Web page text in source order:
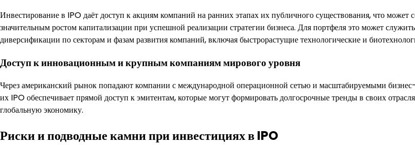
Инвестирование в IPO даёт доступ к акциям компаний на ранних этапах их публичного существования, что может
значительным ростом капитализации при успешной реализации стратегии бизнеса. Для портфеля это может
диверсификации по секторам и фазам развития компаний, включая быстрорастущие технологические и
Доступ к инновационным и крупным компаниям мирового уровня
Через американский рынок попадают компании с международной операционной сетью и масштабируемыми
их IPO обеспечивает прямой доступ к эмитентам, которые могут формировать долгосрочные тренды в своих
глобальную экономику.
Риски и подводные камни при инвестициях в IPO